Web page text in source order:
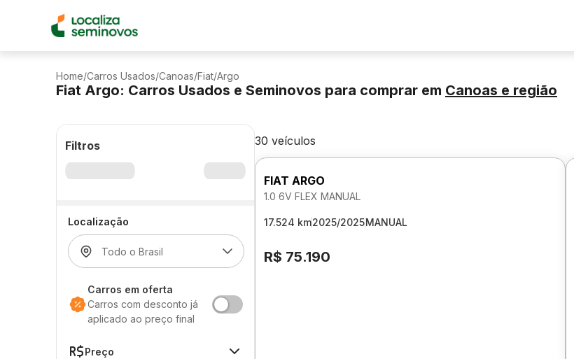
Home/Carros Usados/Canoas/Fiat/Argo
Fiat Argo: Carros Usados e Seminovos para comprar em Canoas e região
Filtros
Localização
Carros em oferta
Carros com desconto já
aplicado ao preço final
Preço
30 veículos
FIAT ARGO
1.0 6V FLEX MANUAL
17.524 km2025/2025MANUAL
R$ 75.190